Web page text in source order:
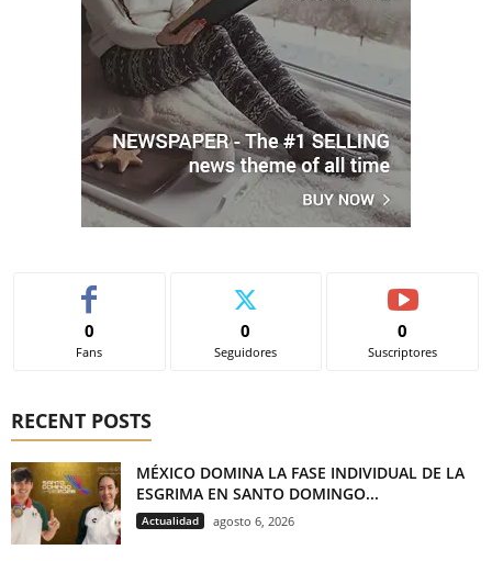
0
Fans
0
Seguidores
0
Suscriptores
RECENT POSTS
MÉXICO DOMINA LA FASE INDIVIDUAL DE LA
ESGRIMA EN SANTO DOMINGO...
Actualidad agosto 6, 2026